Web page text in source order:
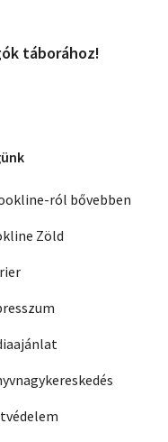
táborához!
ról bővebben
Zöld